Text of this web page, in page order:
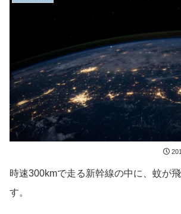
時速300kmで走る新幹線の中に、蚊が
す。